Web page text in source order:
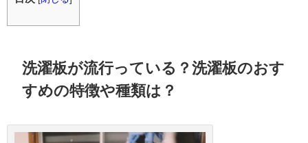
洗濯板が流行っている？洗濯板のおす
すめの特徴や種類は？